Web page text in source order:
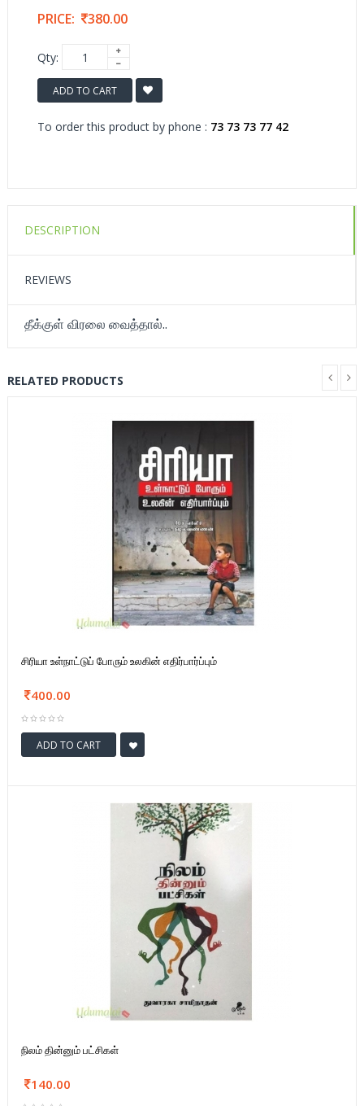
PRICE: 380.00
Qty:
ADD TO CART
To order this product by phone : 73 73 73 77 42
DESCRIPTION
REVIEWS
தீக்குள் விரலை வைத்தால்..
RELATED PRODUCTS
சிரியா உள்நாட்டுப் போரும் உலகின் எதிர்பார்ப்பும்
400.00
ADD TO CART
நிலம் தின்னும் பட்சிகள்
140.00